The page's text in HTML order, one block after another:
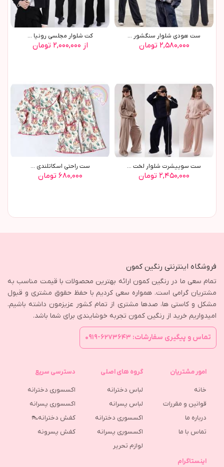
ست هودي شلوار سنگشور ...
۲,۵۸۰,۰۰۰ تومان
کت شلوار مجلسي رونيا ...
از ۲,۰۰۰,۰۰۰ تومان
ست سوييشرت شلوار لخت ...
۲,۴۵۰,۰۰۰ تومان
ست راحتي اسکاتلندي ...
۶۸۰,۰۰۰ تومان
فروشگاه اینترنتی رنگین کمون
تمام سعی ما در رنگین کمون ارائه بهترین محصولات با قیمت مناسب به
مشتریان گرامی است. همواره سعی کردیم با حفظ حقوق مشتری و قبول
مشکل و کاستی ها، صدها مشتری از تمام کشور عزیزمون داشته باشیم.
امیدواریم خرید از رنگین کمون تجربه خوشایندی برای شما باشد.
تماس و پیگیری سفارشات: ۶۲۷۳۶۴۳-۰۹۱۹
امور مشتریان
خانه
قوانین و مقررات
درباره ما
تماس با ما
گروه های اصلی
لباس دخترانه
لباس پسرانه
اکسسوری دخترانه
اکسسوری پسرانه
لوازم تحریر
دسترسی سریع
اکسسوری دخترانه
اکسسوری پسرانه
کفش دخترانه👠
كفش پسرونه
اینستاگرام